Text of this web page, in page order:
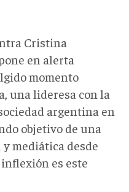
Cristina
en alerta
momento
una lideresa con la
argentina en
objetivo de una
mediática desde
es este